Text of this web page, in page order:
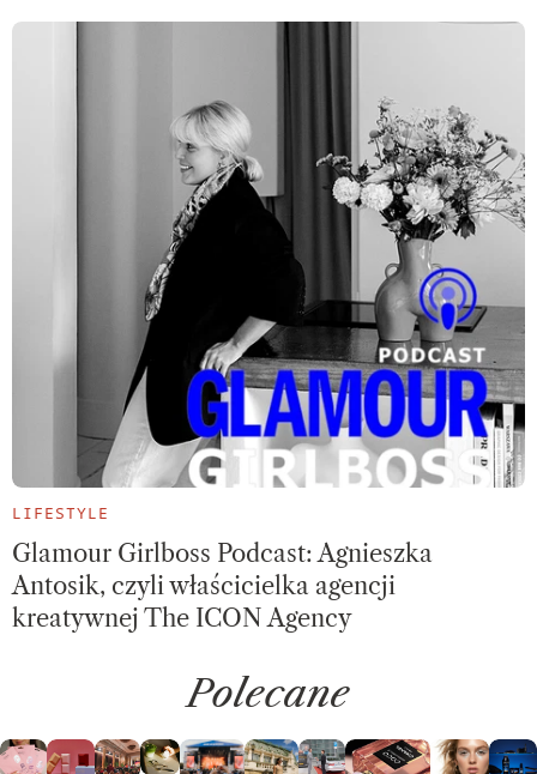
LIFESTYLE
Glamour Girlboss Podcast: Agnieszka
Antosik, czyli właścicielka agencji
kreatywnej The ICON Agency
Polecane